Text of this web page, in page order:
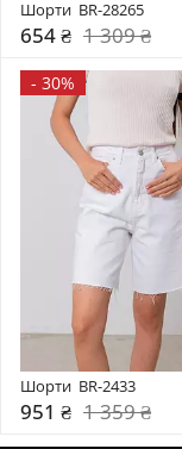
Шорти  BR-28265
654 ₴ 1 309 ₴
- 30%
Шорти  BR-2433
951 ₴ 1 359 ₴